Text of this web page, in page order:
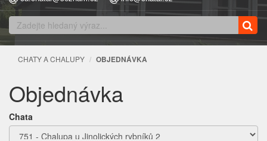
CHATY A CHALUPY OBJEDNÁVKA
Objednávka
Chata